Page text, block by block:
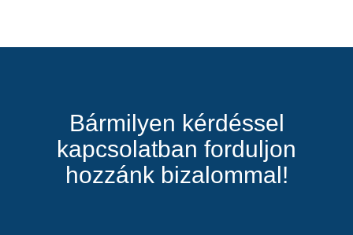
Bármilyen kérdéssel
kapcsolatban forduljon
hozzánk bizalommal!